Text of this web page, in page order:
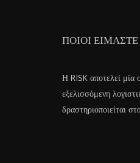
ΠΟΙΟΙ ΕΊΜΑΣΤΕ
Η RISK αποτελεί μία
εξελισσόμενη
δραστηριοποιείται